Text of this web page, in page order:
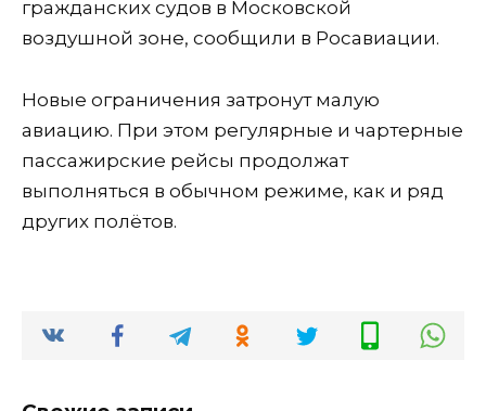
гражданских судов в Московской
воздушной зоне, сообщили в Росавиации.
Новые ограничения затронут малую
авиацию. При этом регулярные и чартерные
пассажирские рейсы продолжат
выполняться в обычном режиме, как и ряд
других полётов.